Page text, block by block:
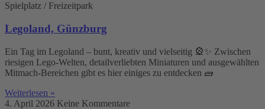
Spielplatz / Freizeitpark
Legoland, Günzburg
Ein Tag im Legoland – bunt, kreativ und vielseitig 🎡✨ Zwischen
riesigen Lego-Welten, detailverliebten Miniaturen und ausgewählten
Mitmach-Bereichen gibt es hier einiges zu entdecken 🧱
Weiterlesen »
4. April 2026 Keine Kommentare